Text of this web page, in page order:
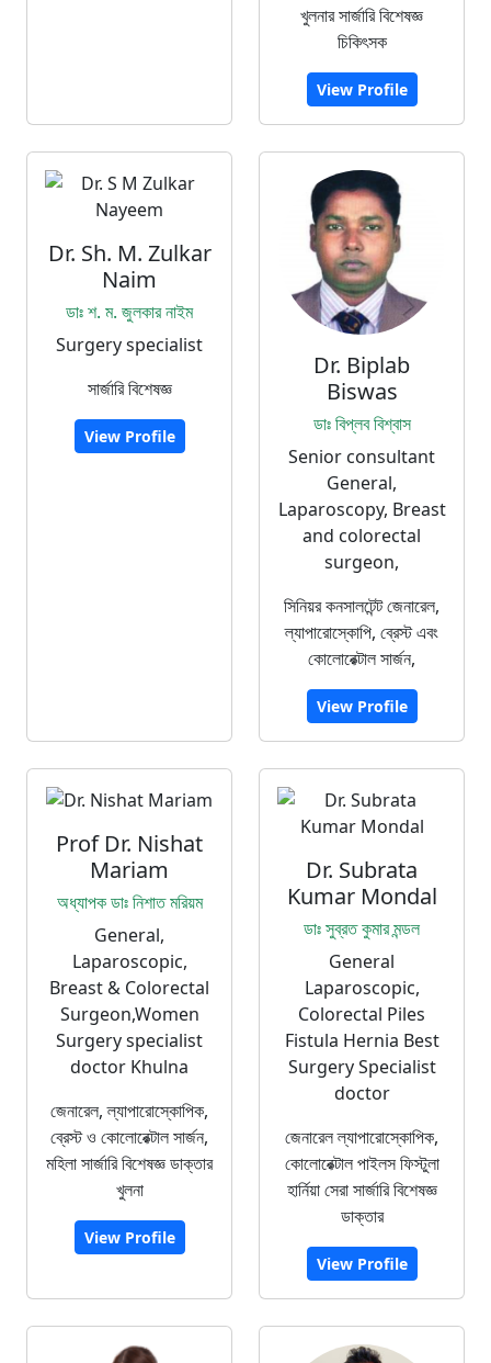
খুলনার সার্জারি বিশেষজ্ঞ
চিকিৎসক
View Profile
Dr. Sh. M. Zulkar
Naim
ডাঃ শ. ম. জুলকার নাইম
Surgery specialist
সার্জারি বিশেষজ্ঞ
View Profile
Dr. Biplab
Biswas
ডাঃ বিপ্লব বিশ্বাস
Senior consultant
General,
Laparoscopy, Breast
and colorectal
surgeon,
সিনিয়র কনসালটেন্ট জেনারেল,
ল্যাপারোস্কোপি, ব্রেস্ট এবং
কোলোরেক্টাল সার্জন,
View Profile
Prof Dr. Nishat
Mariam
অধ্যাপক ডাঃ নিশাত মরিয়ম
General,
Laparoscopic,
Breast & Colorectal
Surgeon,Women
Surgery specialist
doctor Khulna
জেনারেল, ল্যাপারোস্কোপিক,
ব্রেস্ট ও কোলোরেক্টাল সার্জন,
মহিলা সার্জারি বিশেষজ্ঞ ডাক্তার
খুলনা
View Profile
Dr. Subrata
Kumar Mondal
ডাঃ সুব্রত কুমার মন্ডল
General
Laparoscopic,
Colorectal Piles
Fistula Hernia Best
Surgery Specialist
doctor
জেনারেল ল্যাপারোস্কোপিক,
কোলোরেক্টাল পাইলস ফিস্টুলা
হার্নিয়া সেরা সার্জারি বিশেষজ্ঞ
ডাক্তার
View Profile